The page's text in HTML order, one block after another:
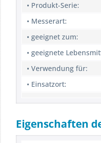
• Produkt-Serie:
• Messerart:
• geeignet zum:
• geeignete
• Verwendung für:
• Einsatzort:
Eigenschaften